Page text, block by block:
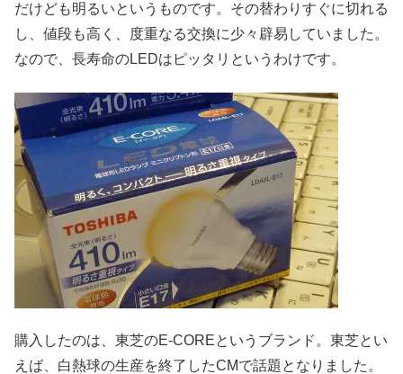
だけども明るいというものです。その替わりすぐに切れる
し、値段も高く、度重なる交換に少々辟易していました。
なので、長寿命のLEDはピッタリというわけです。
購入したのは、東芝のE-COREというブランド。東芝とい
えば、白熱球の生産を終了したCMで話題となりました。